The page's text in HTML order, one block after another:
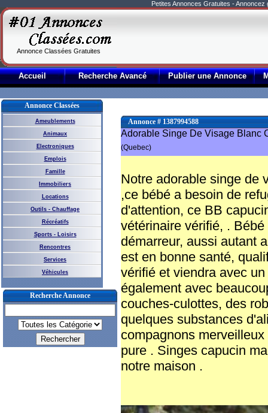
Petites Annonces Gratuites -
Annonce Classées Gratuites
Accueil Recherche Avancé Publier une Annonce
Annonce Classées
Ameublements
Animaux
Electroniques
Emplois
Famille
Immobiliers
Locations
Outils - Chauffage
Récréatifs
Sports - Loisirs
Rencontres
Services
Véhicules
Recherche Annonce
Annonce # 1387994588
Adorable Singe De Visage Blanc
(Quebec)
Notre adorable singe de
,ce bébé a besoin de
d'attention, ce BB
vétérinaire vérifié, .
démarreur, aussi autant
est en bonne santé,
vérifié et viendra avec
également avec
couches-culottes, des
quelques substances
compagnons
pure . Singes capucin
notre maison .